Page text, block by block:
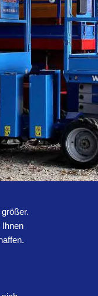
Ihnen